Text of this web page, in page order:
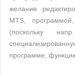
желание
MTS,
(поскольку
программе,